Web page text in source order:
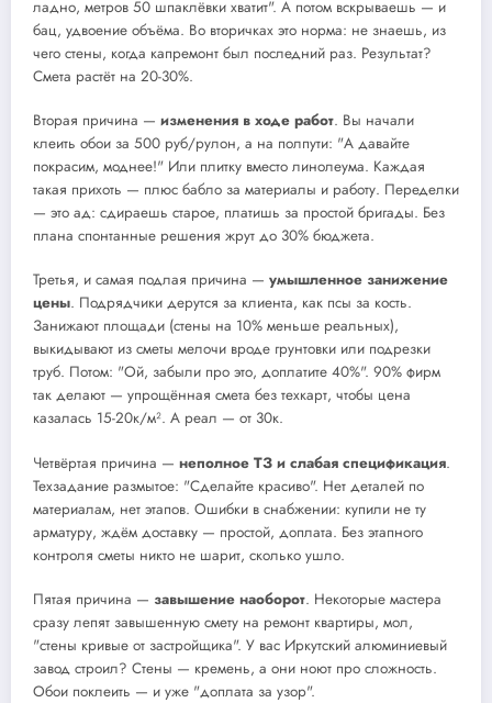
ладно, метров 50 шпаклёвки хватит". А потом вскрываешь — и
бац, удвоение объёма. Во вторичках это норма: не знаешь, из
чего стены, когда капремонт был последний раз. Результат?
Смета растёт на 20-30%.
Вторая причина — изменения в ходе работ. Вы начали
клеить обои за 500 руб/рулон, а на полпути: "А давайте
покрасим, моднее!" Или плитку вместо линолеума. Каждая
такая прихоть — плюс бабло за материалы и работу. Переделки
— это ад: сдираешь старое, платишь за простой бригады. Без
плана спонтанные решения жрут до 30% бюджета.
Третья, и самая подлая причина — умышленное занижение
цены. Подрядчики дерутся за клиента, как псы за кость.
Занижают площади (стены на 10% меньше реальных),
выкидывают из сметы мелочи вроде грунтовки или подрезки
труб. Потом: "Ой, забыли про это, доплатите 40%". 90% фирм
так делают — упрощённая смета без техкарт, чтобы цена
казалась 15-20к/м². А реал — от 30к.
Четвёртая причина — неполное ТЗ и слабая спецификация.
Техзадание размытое: "Сделайте красиво". Нет деталей по
материалам, нет этапов. Ошибки в снабжении: купили не ту
арматуру, ждём доставку — простой, доплата. Без этапного
контроля сметы никто не шарит, сколько ушло.
Пятая причина — завышение наоборот. Некоторые мастера
сразу лепят завышенную смету на ремонт квартиры, мол,
"стены кривые от застройщика". У вас Иркутский алюминиевый
завод строил? Стены — кремень, а они ноют про сложность.
Обои поклеить — и уже "доплата за узор".